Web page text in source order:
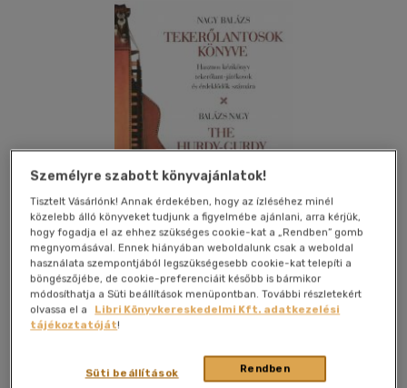
Kívánságlistához adom Megosztom
Hagyományok Háza|2006 magyar nyelvű|fűzve
Személyre szabott könyvajánlatok!
Tisztelt Vásárlónk! Annak érdekében, hogy az ízléséhez minél
közelebb álló könyveket tudjunk a figyelmébe ajánlani, arra kérjük,
hogy fogadja el az ehhez szükséges cookie-kat a „Rendben” gomb
megnyomásával. Ennek hiányában weboldalunk csak a weboldal
használata szempontjából legszükségesebb cookie-kat telepíti a
böngészőjébe, de cookie-preferenciáit később is bármikor
módosíthatja a Süti beállítások menüpontban. További részletekért
olvassa el a
Libri Könyvkereskedelmi Kft. adatkezelési
tájékoztatóját!
Rendben
Süti beállítások